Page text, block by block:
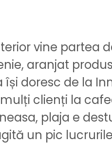
vine partea
aranjat
doresc de la
clienți la
plaja e
un pic